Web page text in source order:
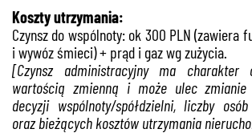
Koszty utrzymania:
Czynsz do wspólnoty: ok 300 PLN (zawiera
i wywóz śmieci) + prąd i gaz wg zużycia.
[Czynsz administracyjny ma charakter
wartością zmienną i może ulec
decyzji wspólnoty/spółdzielni, liczby
oraz bieżących kosztów utrzymania